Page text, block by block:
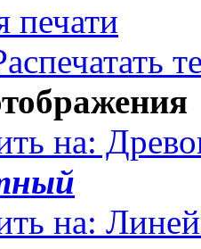
печати
на:
на: